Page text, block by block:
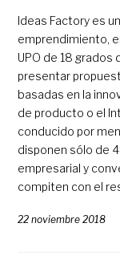
Ideas Factory es
emprendimiento,
UPO de 18
presentar
basadas en la
de producto o el
conducido por
disponen sólo de
empresarial y
compiten con el
22 noviembre 2018